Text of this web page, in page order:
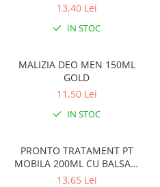
Produse de dezinfectare
Rola scame
Solutie de indepartat rugina si
Sare de baie
Tratament pentru par,
pentru par, masca de par
Vata demachianta
13,40 Lei
IN STOC
MALIZIA DEO MEN 150ML
GOLD
11,50 Lei
IN STOC
PRONTO TRATAMENT PT
MOBILA 200ML CU BALSAM
CEARA DE ALBINE
13,65 Lei